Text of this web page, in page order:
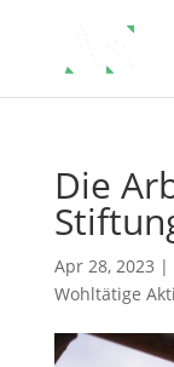
Die
Apr 28, 2023 |
Wohltätige